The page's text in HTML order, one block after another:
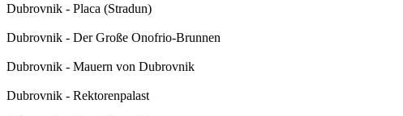
Dubrovnik - Placa (Stradun)
Dubrovnik - Der Große Onofrio-Brunnen
Dubrovnik - Mauern von Dubrovnik
Dubrovnik - Rektorenpalast